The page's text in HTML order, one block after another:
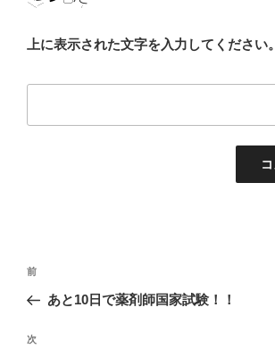
上に表示された文字を入力してください。
投
ナ
ビ
前
の
稿
前
あと10日で薬剤師国家試験！！
次
次